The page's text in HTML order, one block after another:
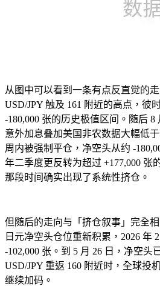
从图中可以看到一条有点反直觉的走
USD/JPY 触及 161 附近的高点，彼
-180,000 张的历史极值区间。随后 8
意外加息叠加美国非农数据大幅低
周内被强制平仓，净空头从约 -
年二季度更反转为超过 +177,000 张
那段时间确实出现了系统性挤仓。
但随后的走向与「挤仓叙事」完全相
日元净空头仓位重新积累，2026 年
-102,000 张。到 5 月 26 日，净空头
USD/JPY 重返 160 附近时，全球投
继续加码。